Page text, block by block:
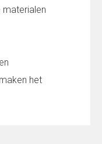
materialen
het